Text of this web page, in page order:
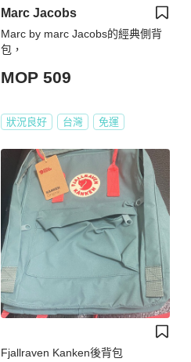
Marc Jacobs
Marc by marc Jacobs的經典側背
包，
MOP 509
狀況良好 台灣 免運
Fjallraven Kanken後背包